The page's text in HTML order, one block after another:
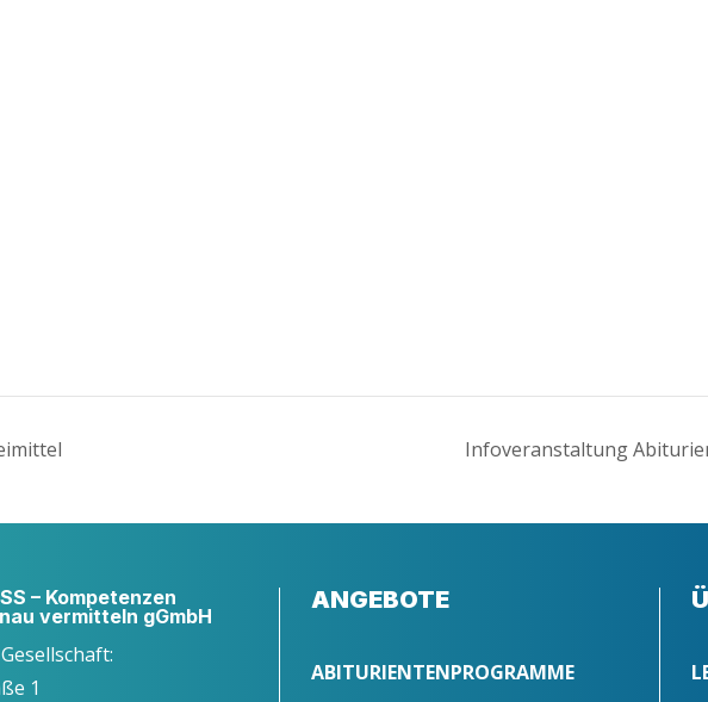
Info­ver­an­stal­tung
– Kompetenzen
vermitteln gGmbH
1
ANGEBOTE
ABITURIENTENPROGRAMME